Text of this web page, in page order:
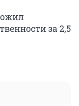
за 2,5